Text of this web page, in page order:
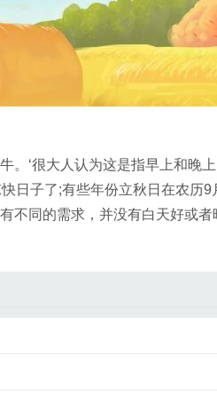
。‘很大人认为这是指早上和
日子了;有些年份立秋日在农
不同的需求，并没有白天好或者